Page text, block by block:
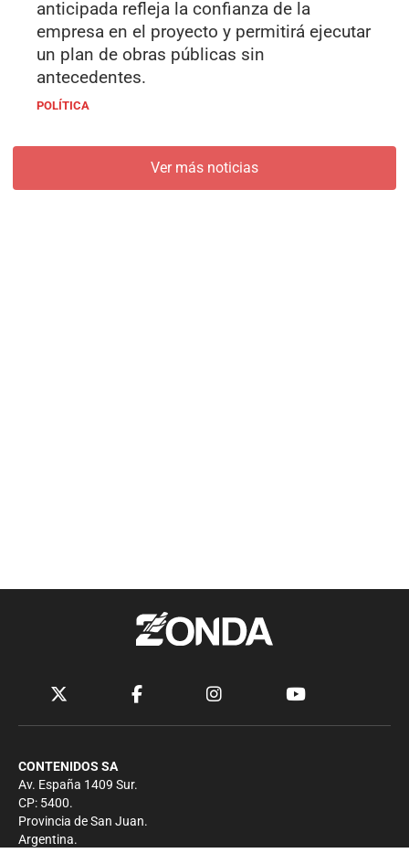
anticipada refleja la confianza de la
empresa en el proyecto y permitirá ejecutar
un plan de obras públicas sin
antecedentes.
POLÍTICA
Ver más noticias
CONTENIDOS SA
Av. España 1409 Sur.
CP: 5400.
Provincia de San Juan.
Argentina.